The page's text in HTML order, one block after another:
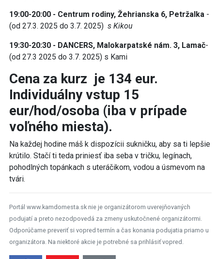
19:00-20:00 - Centrum rodiny, Žehrianska 6, Petržalka -
(od 27.3. 2025 do 3.7. 2025) s Kikou
19:30-20:30 - DANCERS, Malokarpatské nám. 3, Lamač-
(od 27.3 2025 do 3.7. 2025) s Kami
Cena za kurz je 134 eur.
Individuálny vstup 15
eur/hod/osoba (iba v prípade
voľného miesta).
Na každej hodine máš k dispozícii sukničku, aby sa ti lepšie
krútilo. Stačí ti teda priniesť iba seba v tričku, legínach,
pohodlných topánkach s uteráčikom, vodou a úsmevom na
tvári.
Portál www.kamdomesta.sk nie je organizátorom uverejňovaných
podujatí a preto nezodpovedá za zmeny uskutočnené organizátormi.
Odporúčame preveriť si vopred termín a čas konania podujatia priamo u
organizátora. Na niektoré akcie je potrebné sa prihlásiť vopred.